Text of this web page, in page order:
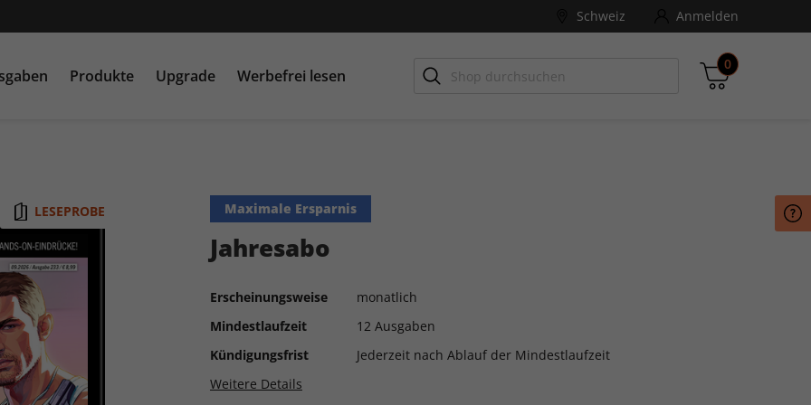
Schweiz Anmelden
Produkte Upgrade Werbefrei lesen
0
LESEPROBE Maximale Ersparnis
Jahresabo
Erscheinungsweise
monatlich
Mindestlaufzeit
12 Ausgaben
Kündigungsfrist
Jederzeit nach Ablauf der Mindestlaufzeit
Weitere Details